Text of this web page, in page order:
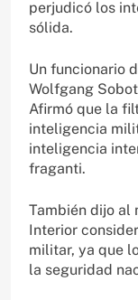
perjudicó los
sólida.
Un funcionario
Wolfgang
Afirmó que la
inteligencia
inteligencia
fraganti.
También dijo al
Interior
militar, ya que
la seguridad